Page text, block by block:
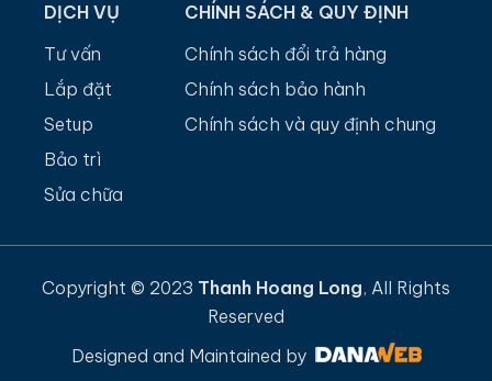
DỊCH VỤ
Tư vấn
Lắp đặt
Setup
Bảo trì
Sửa chữa
CHÍNH SÁCH & QUY ĐỊNH
Chính sách đổi trả hàng
Chính sách bảo hành
Chính sách và quy định chung
Copyright © 2023 Thanh Hoang Long, All Rights
Reserved
Designed and Maintained by